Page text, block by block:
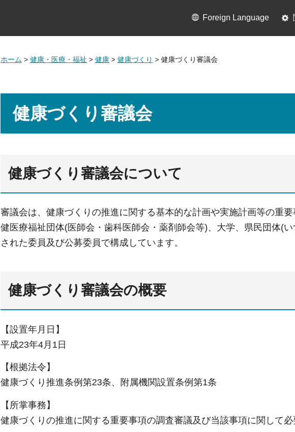
Foreign Language
ホーム > 健康・医療・福祉 > 健康 > 健康づくり > 健康づくり審議会
健康づくり審議会
健康づくり審議会について
審議会は、健康づくりの推進に関する基本的な計画や実施計画等の重
健医療福祉団体(医師会・歯科医師会・薬剤師会等)、大学、県民団体(
された委員及び公募委員で構成しています。
健康づくり審議会の概要
【設置年月日】
平成23年4月1日
【根拠法令】
健康づくり推進条例第23条、附属機関設置条例第1条
【所掌事務】
健康づくりの推進に関する重要事項の調査審議及び当該事項に関して